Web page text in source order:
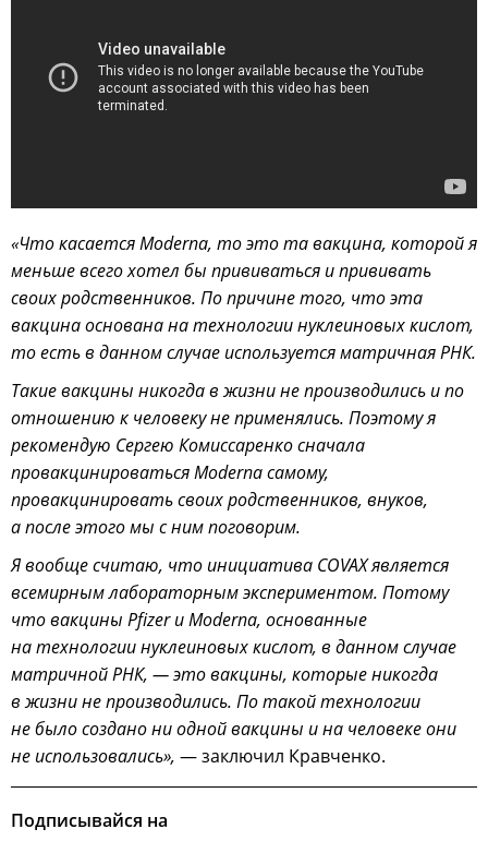
«Что касается Moderna, то это та вакцина, которой я
меньше всего хотел бы прививаться и прививать
своих родственников. По причине того, что эта
вакцина основана на технологии нуклеиновых кислот,
то есть в данном случае используется матричная РНК.
Такие вакцины никогда в жизни не производились и по
отношению к человеку не применялись. Поэтому я
рекомендую Сергею Комиссаренко сначала
провакцинироваться Moderna самому,
провакцинировать своих родственников, внуков,
а после этого мы с ним поговорим.
Я вообще считаю, что инициатива COVAX является
всемирным лабораторным экспериментом. Потому
что вакцины Pfizer и Moderna, основанные
на технологии нуклеиновых кислот, в данном случае
матричной РНК, — это вакцины, которые никогда
в жизни не производились. По такой технологии
не было создано ни одной вакцины и на человеке они
не использовались», — заключил Кравченко.
Подписывайся на